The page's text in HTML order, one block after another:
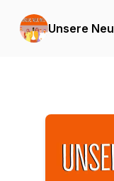
Unsere